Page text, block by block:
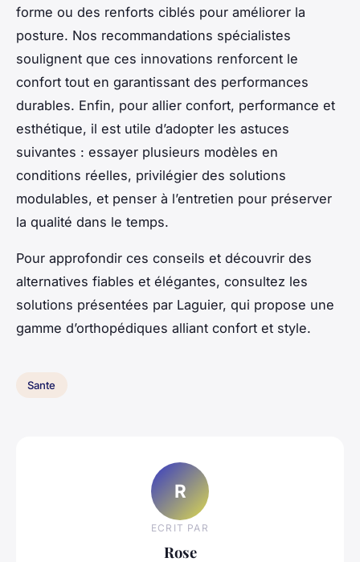
forme ou des renforts ciblés pour améliorer la
posture. Nos recommandations spécialistes
soulignent que ces innovations renforcent le
confort tout en garantissant des performances
durables. Enfin, pour allier confort, performance et
esthétique, il est utile d’adopter les astuces
suivantes : essayer plusieurs modèles en
conditions réelles, privilégier des solutions
modulables, et penser à l’entretien pour préserver
la qualité dans le temps.
Pour approfondir ces conseils et découvrir des
alternatives fiables et élégantes, consultez les
solutions présentées par Laguier, qui propose une
gamme d’orthopédiques alliant confort et style.
Sante
R
ECRIT PAR
Rose